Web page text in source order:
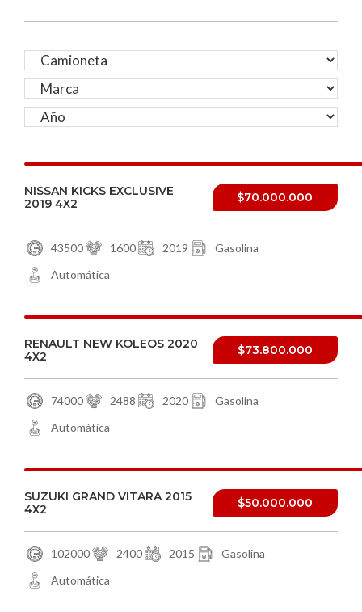
NISSAN KICKS EXCLUSIVE
2019 4X2
$70.000.000
43500 1600 2019
Gasolina
Automática
RENAULT NEW KOLEOS 2020
4X2
$73.800.000
74000 2488 2020
Gasolina
Automática
SUZUKI GRAND VITARA 2015
4X2
$50.000.000
102000 2400 2015
Gasolina
Automática